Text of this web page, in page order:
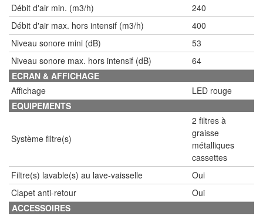
Débit d'air min. (m3/h)
240
Débit d'air max. hors intensif (m3/h)
400
Niveau sonore mini (dB)
53
Niveau sonore max. hors intensif (dB)
64
ECRAN & AFFICHAGE
Affichage
LED rouge
EQUIPEMENTS
Système filtre(s)
2 filtres à
graisse
métalliques
cassettes
Filtre(s) lavable(s) au lave-vaisselle
Oui
Clapet anti-retour
Oui
ACCESSOIRES